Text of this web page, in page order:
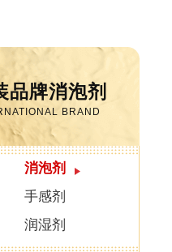
品牌消泡剂
BRAND
消泡剂
手感剂
润湿剂